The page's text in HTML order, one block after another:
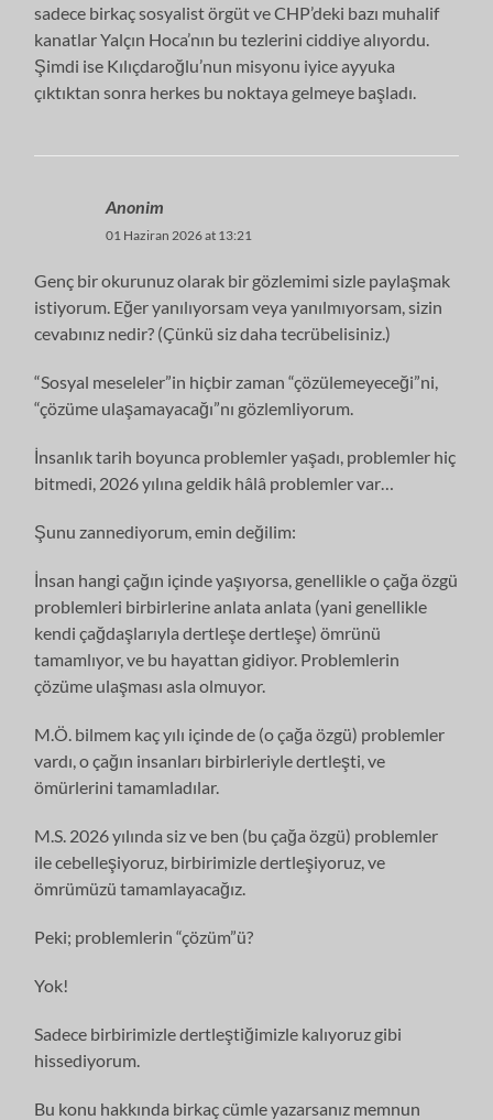
sadece birkaç sosyalist örgüt ve CHP’deki bazı muhalif
kanatlar Yalçın Hoca’nın bu tezlerini ciddiye alıyordu.
Şimdi ise Kılıçdaroğlu’nun misyonu iyice ayyuka
çıktıktan sonra herkes bu noktaya gelmeye başladı.
Anonim
01 Haziran 2026 at 13:21
Genç bir okurunuz olarak bir gözlemimi sizle paylaşmak
istiyorum. Eğer yanılıyorsam veya yanılmıyorsam, sizin
cevabınız nedir? (Çünkü siz daha tecrübelisiniz.)
“Sosyal meseleler”in hiçbir zaman “çözülemeyeceği”ni,
“çözüme ulaşamayacağı”nı gözlemliyorum.
İnsanlık tarih boyunca problemler yaşadı, problemler hiç
bitmedi, 2026 yılına geldik hâlâ problemler var…
Şunu zannediyorum, emin değilim:
İnsan hangi çağın içinde yaşıyorsa, genellikle o çağa özgü
problemleri birbirlerine anlata anlata (yani genellikle
kendi çağdaşlarıyla dertleşe dertleşe) ömrünü
tamamlıyor, ve bu hayattan gidiyor. Problemlerin
çözüme ulaşması asla olmuyor.
M.Ö. bilmem kaç yılı içinde de (o çağa özgü) problemler
vardı, o çağın insanları birbirleriyle dertleşti, ve
ömürlerini tamamladılar.
M.S. 2026 yılında siz ve ben (bu çağa özgü) problemler
ile cebelleşiyoruz, birbirimizle dertleşiyoruz, ve
ömrümüzü tamamlayacağız.
Peki; problemlerin “çözüm”ü?
Yok!
Sadece birbirimizle dertleştiğimizle kalıyoruz gibi
hissediyorum.
Bu konu hakkında birkaç cümle yazarsanız memnun